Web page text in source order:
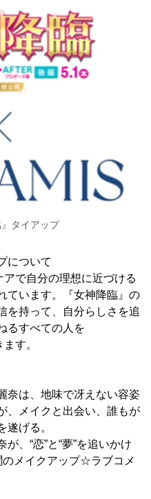
タイアップ
について
アで自分の理想に近づける
ています。『女神降臨』の
を持って、自分らしさを追
るすべての人を
す。
奈は、地味で冴えない容姿
、メイクと出会い、誰もが
遂げる。
、“恋”と“夢”を追いかけ
のメイクアップ☆ラブコメ